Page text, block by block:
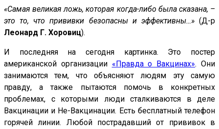
«Самая великая ложь, которая когда-либо была сказана, –
это то, что прививки безопасны и эффективны…»(Д-р
Леонард Г. Хоровиц).
И последняя на сегодня картинка. Это постер
американской организации «Правда о Вакцинах». Они
занимаются тем, что объясняют людям эту самую
правду, а также пытаются помочь в конкретных
проблемах, с которыми люди сталкиваются в деле
Вакцинации и Не-Вакцинации. Есть бесплатный телефон
горячей линии. Любой пострадавший от прививок в